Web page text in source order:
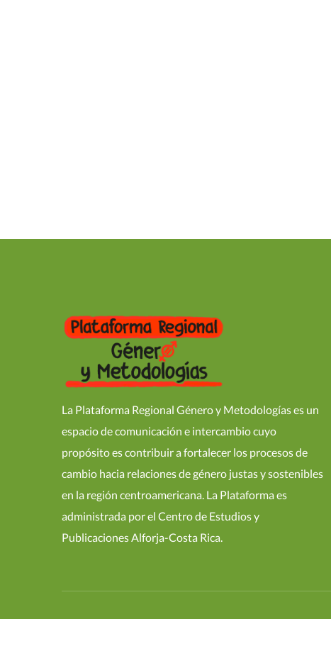
La Plataforma Regional Género y Metodologías es un
espacio de comunicación e intercambio cuyo
propósito es contribuir a fortalecer los procesos de
cambio hacia relaciones de género justas y sostenibles
en la región centroamericana. La Plataforma es
administrada por el Centro de Estudios y
Publicaciones Alforja-Costa Rica.